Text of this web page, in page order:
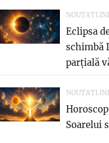
Eclipsa
schimbă
parțială
Soarelui